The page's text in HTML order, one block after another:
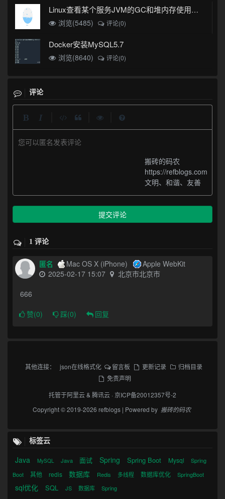
Linux查看某个服务JVM的GC和堆内存使用情况
浏览(5485)
评论(0)
Docker安装MySQL5.7
浏览(8640) 评论(0)
评论
您可以匿名发表评论
搬砖的码农
https://refblogs.com
文明、和谐、友善
提交评论
1 评论
匿名 Mac OS X (iPhone)
Apple WebKit
2025-02-17 15:07
北京市北京市
666
赞(0) 踩(0) 回复
其他连接： json在线格式化 留言板 更新记录
归档目录
免责声明
托管于阿里云& 腾讯云 ·京ICP备20012357号-2
Copyright © 2019-2026 refblogs | Powered by 搬砖的码农
标签云
Java MySQL Java 面试 Spring Spring Boot Mysql
Spring
Boot
其他 redis 数据库 Redis 多线程 数据库优化 SpringBoot
sql优化 SQL JS 数据库 Spring